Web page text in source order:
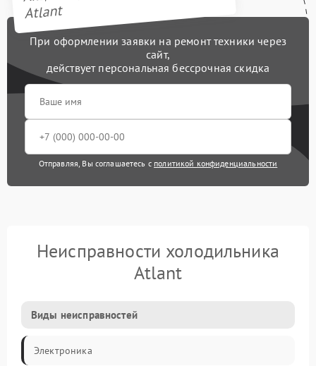
Atlant
При оформлении заявки на ремонт техники через
сайт,
действует персональная бессрочная скидка
Отправляя, Вы соглашаетесь с политикой конфиденциальности
Неисправности холодильника
Atlant
Виды неисправностей
Электроника